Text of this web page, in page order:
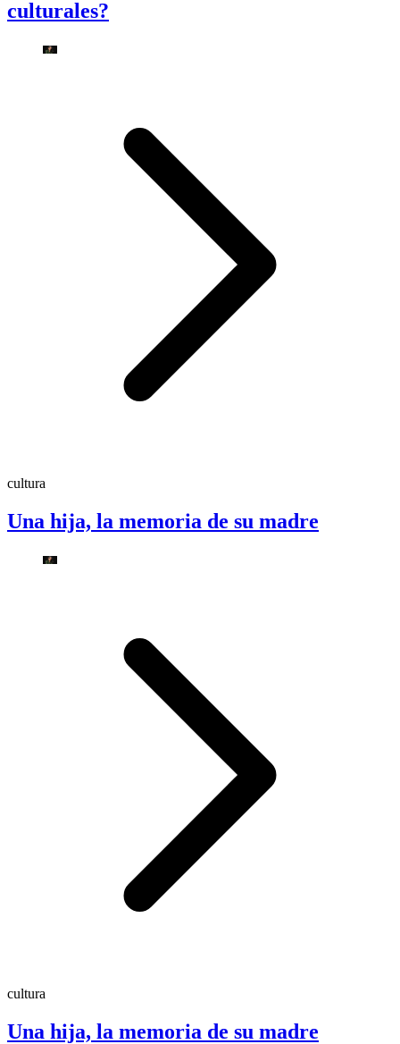
culturales?
cultura
Una hija, la memoria de su madre
cultura
Una hija, la memoria de su madre